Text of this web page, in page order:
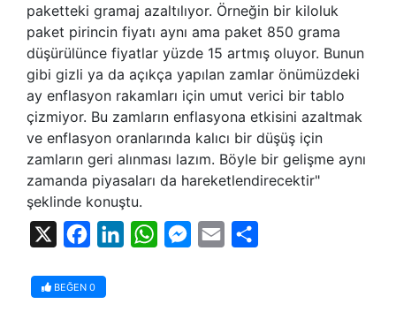
paketteki gramaj azaltılıyor. Örneğin bir kiloluk
paket pirincin fiyatı aynı ama paket 850 grama
düşürülünce fiyatlar yüzde 15 artmış oluyor. Bunun
gibi gizli ya da açıkça yapılan zamlar önümüzdeki
ay enflasyon rakamları için umut verici bir tablo
çizmiyor. Bu zamların enflasyona etkisini azaltmak
ve enflasyon oranlarında kalıcı bir düşüş için
zamların geri alınması lazım. Böyle bir gelişme aynı
zamanda piyasaları da hareketlendirecektir"
şeklinde konuştu.
FacebookLinkedInWhatsAppMessenger
Email
BEĞEN 0